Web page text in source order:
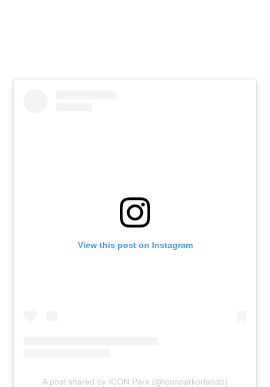
View this post on Instagram
A post shared by ICON Park (@iconparkorlando)